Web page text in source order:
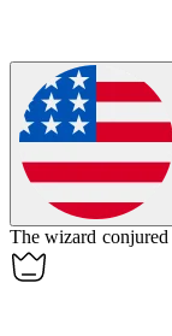
The wizard conjured